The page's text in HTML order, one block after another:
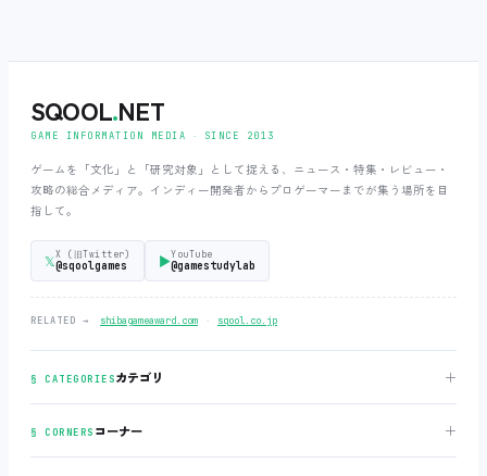
SQOOL.NET
GAME INFORMATION MEDIA ‧ SINCE 2013
ゲームを「文化」と「研究対象」として捉える、ニュース・特集・レビュー・
攻略の総合メディア。インディー開発者からプロゲーマーまでが集う場所を目
指して。
𝕏 X (旧Twitter)
@sqoolgames ▶YouTube
@gamestudylab
RELATED → shibagameaward.com ‧ sqool.co.jp
§ CATEGORIESカテゴリ ＋
§ CORNERS コーナー ＋